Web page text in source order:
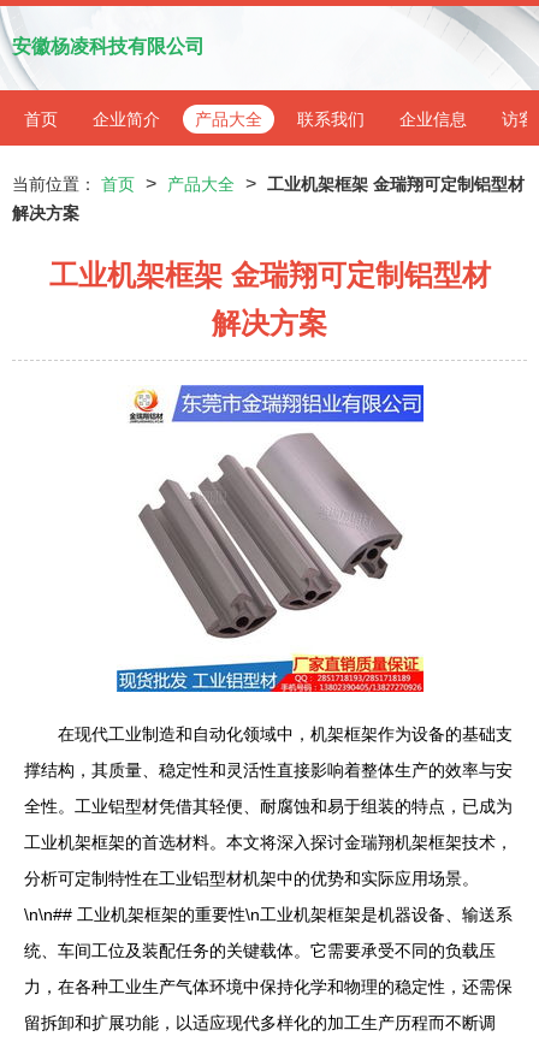
安徽杨凌科技有限公司
首页 企业简介 产品大全 联系我们 企业信息 访客
当前位置： 首页 > 产品大全 > 工业机架框架 金瑞翔可定制铝型材
解决方案
工业机架框架 金瑞翔可定制铝型材
解决方案
在现代工业制造和自动化领域中，机架框架作为设备的基础支
撑结构，其质量、稳定性和灵活性直接影响着整体生产的效率与安
全性。工业铝型材凭借其轻便、耐腐蚀和易于组装的特点，已成为
工业机架框架的首选材料。本文将深入探讨金瑞翔机架框架技术，
分析可定制特性在工业铝型材机架中的优势和实际应用场景。
\n\n## 工业机架框架的重要性\n工业机架框架是机器设备、输送系
统、车间工位及装配任务的关键载体。它需要承受不同的负载压
力，在各种工业生产气体环境中保持化学和物理的稳定性，还需保
留拆卸和扩展功能，以适应现代多样化的加工生产历程而不断调